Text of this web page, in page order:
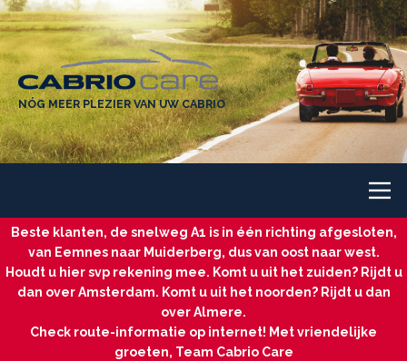
NÓG MEER PLEZIER VAN UW CABRIO
Beste klanten, de snelweg A1 is in één richting afgesloten,
van Eemnes naar Muiderberg, dus van oost naar west.
Houdt u hier svp rekening mee. Komt u uit het zuiden? Rijdt u
dan over Amsterdam. Komt u uit het noorden? Rijdt u dan
over Almere.
Check route-informatie op internet! Met vriendelijke
groeten, Team Cabrio Care